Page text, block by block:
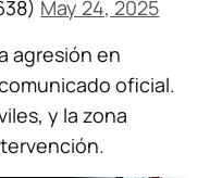
May 24, 2025
agresión en
oficial.
y la zona